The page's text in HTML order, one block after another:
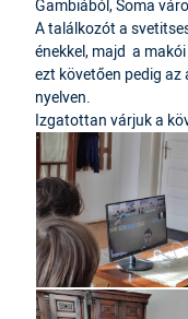
Gambiából, Soma
A találkozót a
énekkel, majd a
ezt követően pedig
nyelven.
Izgatottan várjuk a